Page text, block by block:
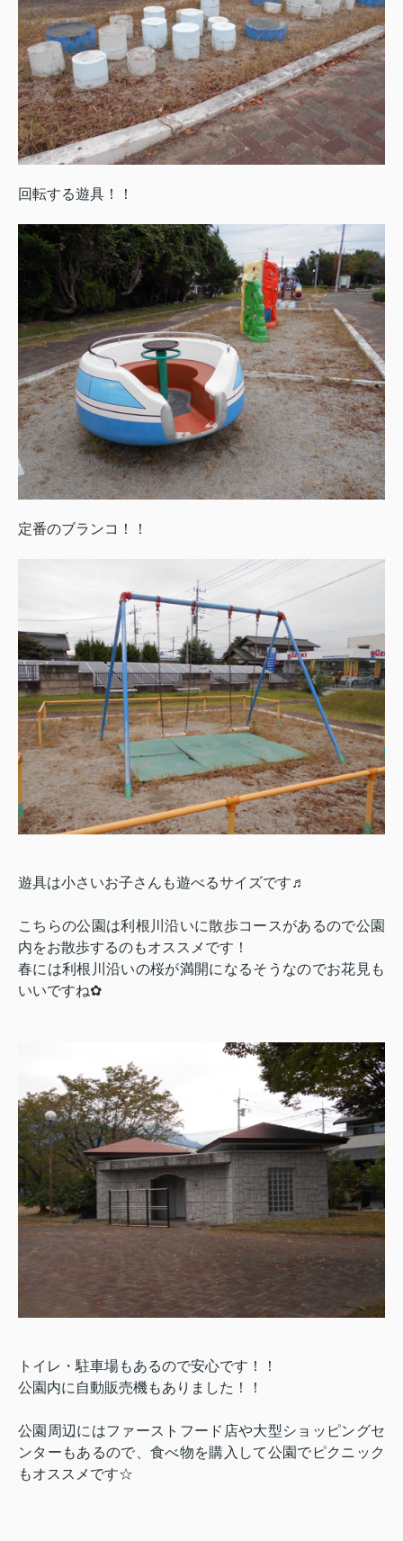
回転する遊具！！
定番のブランコ！！
遊具は小さいお子さんも遊べるサイズです♬
こちらの公園は利根川沿いに散歩コースがあるので公園
内をお散歩するのもオススメです！
春には利根川沿いの桜が満開になるそうなのでお花見も
いいですね✿
トイレ・駐車場もあるので安心です！！
公園内に自動販売機もありました！！
公園周辺にはファーストフード店や大型ショッピングセ
ンターもあるので、食べ物を購入して公園でピクニック
もオススメです☆